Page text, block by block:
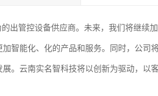
出管控设备供应商。未来，我们将继续
智能化、化的产品和服务。同时，公司
。云南实名智科技将以创新为驱动，以